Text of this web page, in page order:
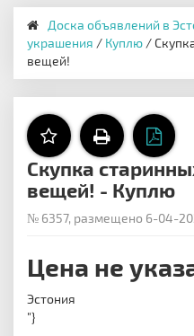
Доска объявлений в
украшения / Куплю /
вещей!
Скупка
вещей! - Куплю
№ 6357, размещено 6-04-
Цена не
Эстония
"}